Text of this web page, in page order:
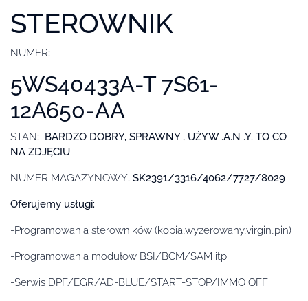
STEROWNIK
NUMER:
5WS40433A-T 7S61-
12A650-AA
STAN: BARDZO DOBRY, SPRAWNY , UŻYW .A.N .Y. TO CO
NA ZDJĘCIU
NUMER MAGAZYNOWY. SK2391/3316/4062/7727/8029
Oferujemy usługi:
-Programowania sterowników (kopia,wyzerowany,virgin,pin)
-Programowania modułow BSI/BCM/SAM itp.
-Serwis DPF/EGR/AD-BLUE/START-STOP/IMMO OFF